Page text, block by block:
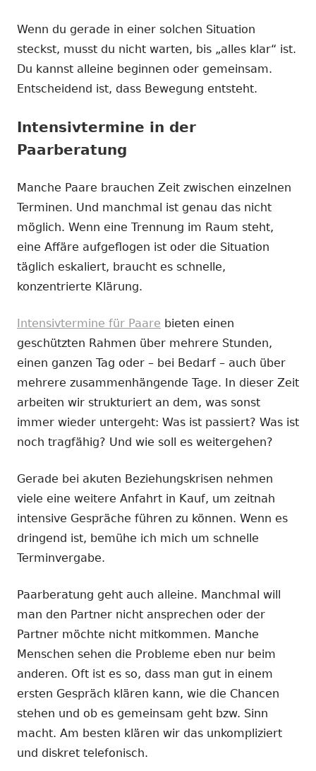
Wenn du gerade in einer solchen Situation
steckst, musst du nicht warten, bis „alles klar“ ist.
Du kannst alleine beginnen oder gemeinsam.
Entscheidend ist, dass Bewegung entsteht.
Intensivtermine in der
Paarberatung
Manche Paare brauchen Zeit zwischen einzelnen
Terminen. Und manchmal ist genau das nicht
möglich. Wenn eine Trennung im Raum steht,
eine Affäre aufgeflogen ist oder die Situation
täglich eskaliert, braucht es schnelle,
konzentrierte Klärung.
Intensivtermine für Paare bieten einen
geschützten Rahmen über mehrere Stunden,
einen ganzen Tag oder – bei Bedarf – auch über
mehrere zusammenhängende Tage. In dieser Zeit
arbeiten wir strukturiert an dem, was sonst
immer wieder untergeht: Was ist passiert? Was ist
noch tragfähig? Und wie soll es weitergehen?
Gerade bei akuten Beziehungskrisen nehmen
viele eine weitere Anfahrt in Kauf, um zeitnah
intensive Gespräche führen zu können. Wenn es
dringend ist, bemühe ich mich um schnelle
Terminvergabe.
Paarberatung geht auch alleine. Manchmal will
man den Partner nicht ansprechen oder der
Partner möchte nicht mitkommen. Manche
Menschen sehen die Probleme eben nur beim
anderen. Oft ist es so, dass man gut in einem
ersten Gespräch klären kann, wie die Chancen
stehen und ob es gemeinsam geht bzw. Sinn
macht. Am besten klären wir das unkompliziert
und diskret telefonisch.